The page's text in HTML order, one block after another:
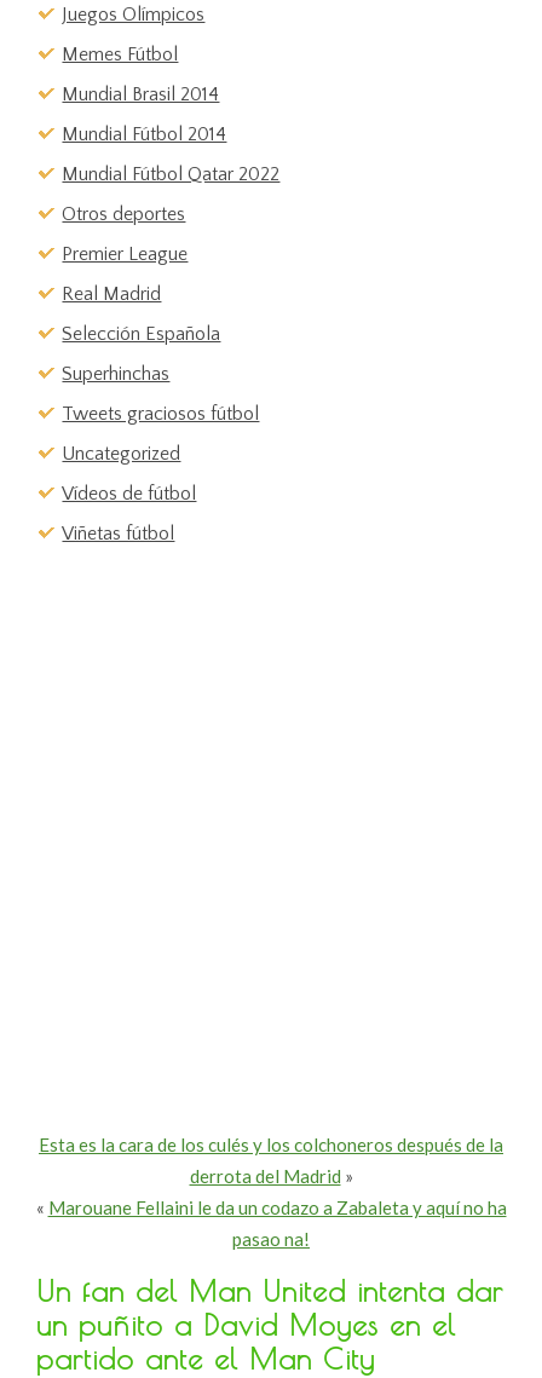
Juegos Olímpicos
Memes Fútbol
Mundial Brasil 2014
Mundial Fútbol 2014
Mundial Fútbol Qatar 2022
Otros deportes
Premier League
Real Madrid
Selección Española
Superhinchas
Tweets graciosos fútbol
Uncategorized
Vídeos de fútbol
Viñetas fútbol
Esta es la cara de los culés y los colchoneros después de la
derrota del Madrid »
« Marouane Fellaini le da un codazo a Zabaleta y aquí no ha
pasao na!
Un fan del Man United intenta dar
un puñito a David Moyes en el
partido ante el Man City